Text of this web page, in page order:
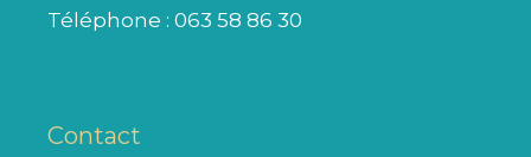
Téléphone : 063 58 86 30
Contact